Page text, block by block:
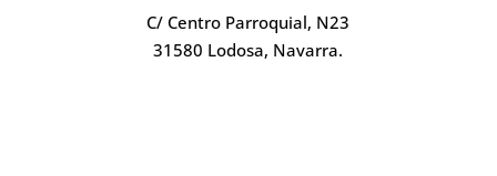
C/ Centro Parroquial, N23
31580 Lodosa, Navarra.